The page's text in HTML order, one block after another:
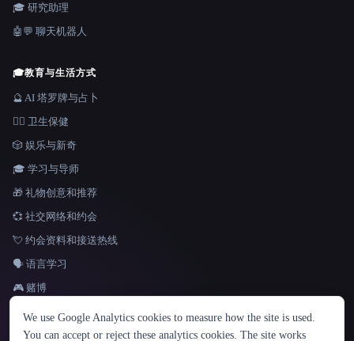
语言
English español Français Русский 简体中文
🎓 研究助理
🤖💬 聊天机器人
🎓教育与生活方式
🔮 AI 塔罗牌与占卜
👩‍⚕️ 卫生保健
🎲 娱乐与新奇
🎓 学习与导师
🎁 礼物创意和推荐
💞 社交网络和约会
💘 约会资料和接送热线
🗣️ 语言学习
🎮 赌博
We use Google Analytics cookies to measure how the site is used.
You can accept or reject these analytics cookies. The site works